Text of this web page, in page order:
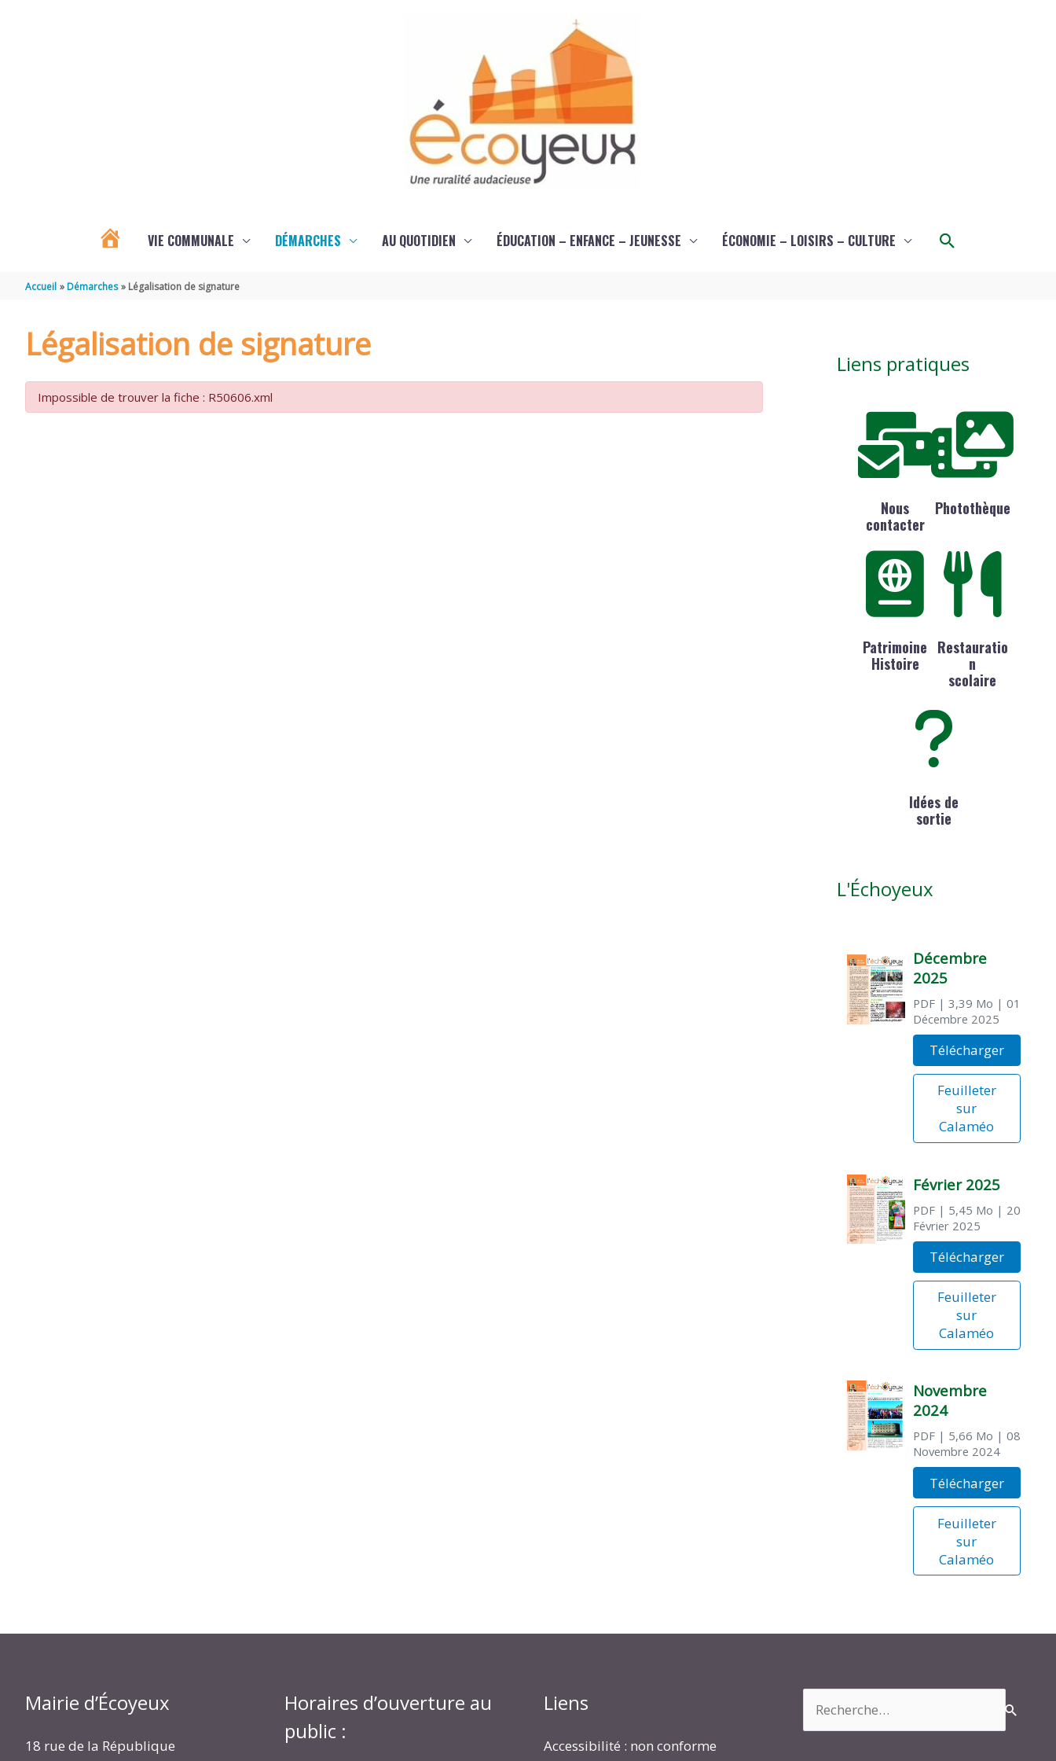
VIE COMMUNALE DÉMARCHES AU QUOTIDIEN ÉDUCATION – ENFANCE – JEUNESSE ÉCONOMIE – LOISIRS – CULTURE Rechercher
Accueil Démarches Légalisation de signature
Légalisation de signature
Impossible de trouver la fiche : R50606.xml
Liens pratiques
Nous
contacter
Photothèque
Patrimoine
Histoire
Restauratio
n
scolaire
Idées de
sortie
L'Échoyeux
Décembre
2025
PDF| 3,39 Mo | 01
Décembre 2025
Télécharger
Feuilleter
sur
Calaméo
Février 2025
PDF| 5,45 Mo | 20
Février 2025
Télécharger
Feuilleter
sur
Calaméo
Novembre
2024
PDF| 5,66 Mo | 08
Novembre 2024
Télécharger
Feuilleter
sur
Calaméo
Mairie d’Écoyeux
18 rue de la République
Horaires d’ouverture au
public :
Liens
Accessibilité : non conforme